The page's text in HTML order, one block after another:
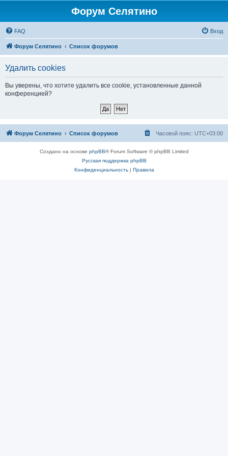
Форум Селятино
FAQ Вход
Форум Селятино Список форумов
Удалить cookies
Вы уверены, что хотите удалить все cookie, установленные данной
конференцией?
Форум Селятино Список форумов Часовой пояс: UTC+03:00
Создано на основе phpBB® Forum Software © phpBB Limited
Русская поддержка phpBB
Конфиденциальность| Правила